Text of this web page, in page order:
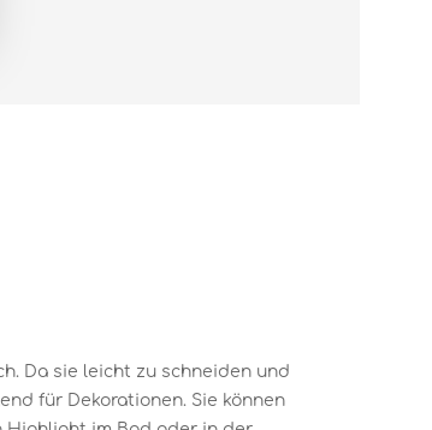
Da sie leicht zu schneiden und
für Dekorationen. Sie können